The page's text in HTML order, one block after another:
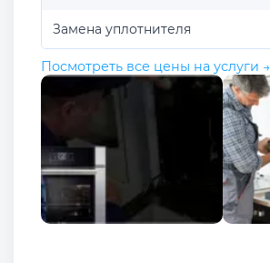
Замена уплотнителя
Посмотреть все цены на услуги →